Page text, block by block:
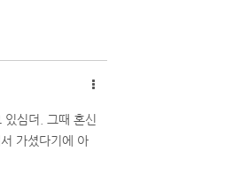
있심더. 그때 혼신
가셨다기에 아